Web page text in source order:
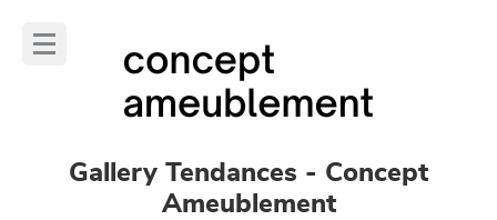
Gallery Tendances - Concept
Ameublement